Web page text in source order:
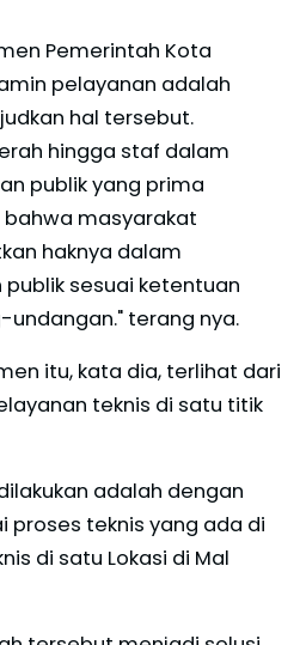
Pemerintah Kota
pelayanan adalah
hal tersebut.
hingga staf dalam
publik yang prima
masyarakat
haknya dalam
sesuai ketentuan
terang nya.
itu, kata dia, terlihat dari
teknis di satu titik
adalah dengan
proses teknis yang ada di
di satu Lokasi di Mal